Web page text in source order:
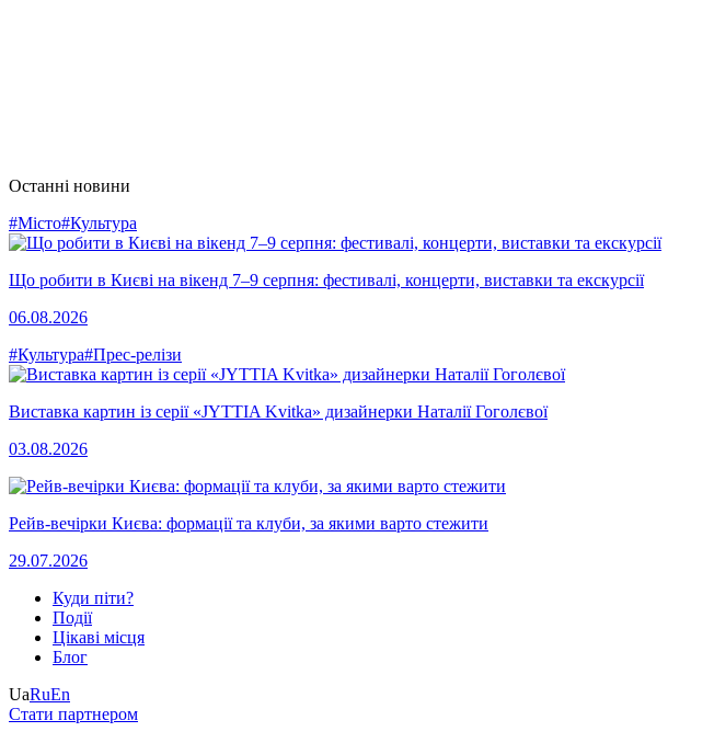
Останні новини
#Місто#Культура
Що робити в Києві на вікенд 7–9 серпня: фестивалі, концерти, виставки та екскурсії
06.08.2026
#Культура#Прес-релізи
Виставка картин із серії «JYTTIA Kvitka» дизайнерки Наталії Гоголєвої
03.08.2026
Рейв-вечірки Києва: формації та клуби, за якими варто стежити
29.07.2026
Куди піти?
Події
Цікаві місця
Блог
UaRuEn
Стати партнером